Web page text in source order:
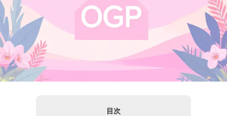
目次